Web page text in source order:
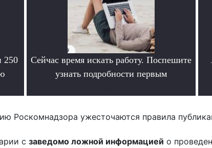
250
Сейчас время искать работу. Поспешите
узнать подробности первым
Роскомнадзора ужесточаются правила
с заведомо ложной информацией о